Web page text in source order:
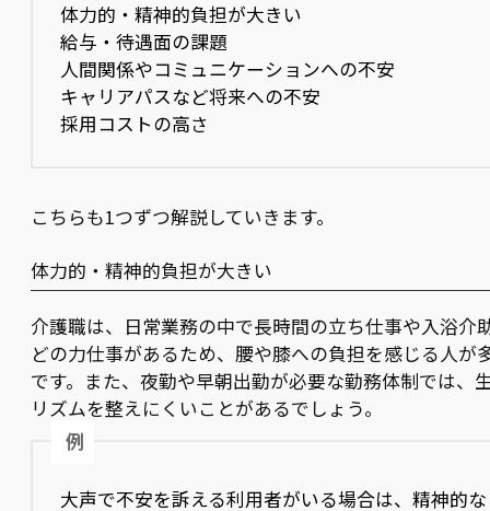
体力的・精神的負担が大きい
給与・待遇面の課題
人間関係やコミュニケーションへの不安
キャリアパスなど将来への不安
採用コストの高さ
こちらも1つずつ解説していきます。
体力的・精神的負担が大きい
介護職は、日常業務の中で長時間の立ち仕事や入浴介
どの力仕事があるため、腰や膝への負担を感じる人が
です。また、夜勤や早朝出勤が必要な勤務体制では、
リズムを整えにくいことがあるでしょう。
例
大声で不安を訴える利用者がいる場合は、精神的な